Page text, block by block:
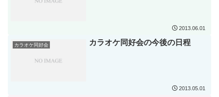
2013.06.01
カラオケ同好会 カラオケ同好会の今後の日程
2013.05.01